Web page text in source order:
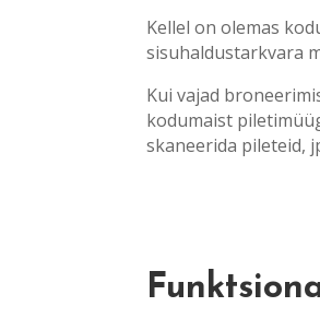
Kellel on olemas
sisuhaldustarkvara
Kui vajad
kodumaist
skaneerida pileteid,